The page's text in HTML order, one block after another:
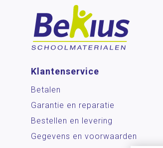
Klantenservice
Betalen
Garantie en reparatie
Bestellen en levering
Gegevens en voorwaarden